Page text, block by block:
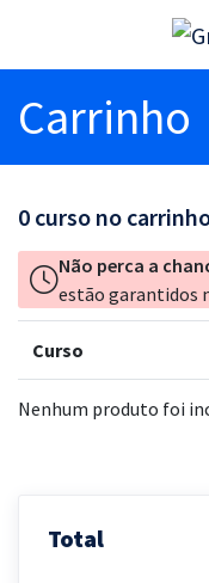
Carrinho
0 curso no
Não perca a
estão garantidos
Curso
Nenhum produto foi
Total